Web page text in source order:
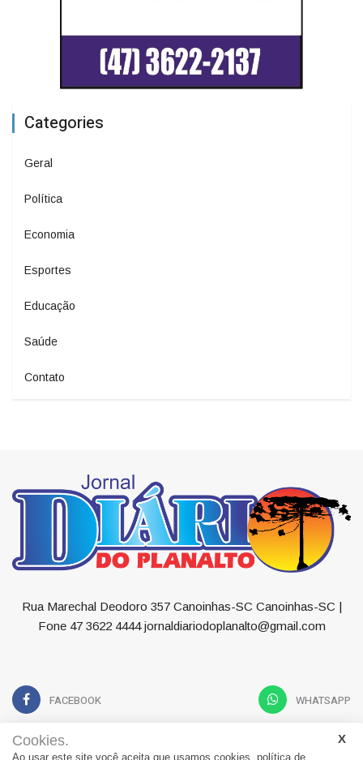
Categories
Geral
Política
Economia
Esportes
Educação
Saúde
Contato
Rua Marechal Deodoro 357 Canoinhas-SC Canoinhas-SC |
Fone 47 3622 4444 jornaldiariodoplanalto@gmail.com
FACEBOOK WHATSAPP
Cookies.
Ao usar este site você aceita que usamos cookies. política de